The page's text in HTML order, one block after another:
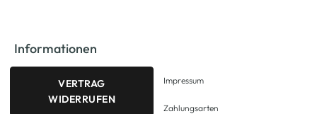
Informationen
VERTRAG
WIDERRUFEN
Impressum
Zahlungsarten